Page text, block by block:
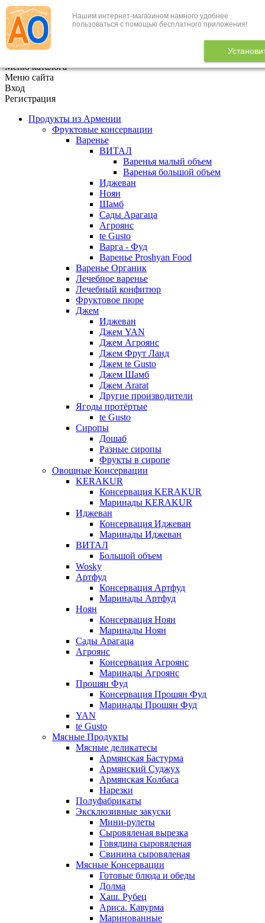
Нашим интернет-магазином намного удобнее
пользоваться с помощью бесплатного приложения!
+7 (495) 646-888-1
В корзине 0
Меню каталога
Меню сайта
Вход
Регистрация
Продукты из Армении
Фруктовые консервации
Варенье
ВИТАЛ
Варенья малый объем
Варенья большой объем
Иджеван
Ноян
Шамб
Сады Арагаца
Агроянс
te Gusto
Варга - Фуд
Варенье Proshyan Food
Варенье Органик
Лечебное варенье
Лечебный конфитюр
Фруктовое пюре
Джем
Иджеван
Джем YAN
Джем Агроянс
Джем Фрут Ланд
Джем te Gusto
Джем Шамб
Джем Ararat
Другие производители
Ягоды протёртые
te Gusto
Сиропы
Дошаб
Разные сиропы
Фрукты в сиропе
Овощные Консервации
KERAKUR
Консервация KERAKUR
Маринады KERAKUR
Иджеван
Консервация Иджеван
Маринады Иджеван
ВИТАЛ
Большой объем
Wosky
Артфуд
Консервация Артфуд
Маринады Артфуд
Ноян
Консервация Ноян
Маринады Ноян
Сады Арагаца
Агроянс
Консервация Агроянс
Маринады Агроянс
Прошян Фуд
Консервация Прошян Фуд
Маринады Прошян Фуд
YAN
te Gusto
Мясные Продукты
Мясные деликатесы
Армянская Бастурма
Армянский Суджух
Армянская Колбаса
Нарезки
Полуфабрикаты
Эксклюзивные закуски
Мини-рулеты
Сыровяленая вырезка
Говядина сыровяленая
Свинина сыровяленая
Мясные Консервации
Готовые блюда и обеды
Долма
Хаш. Рубец
Ариса. Кавурма
Маринованные